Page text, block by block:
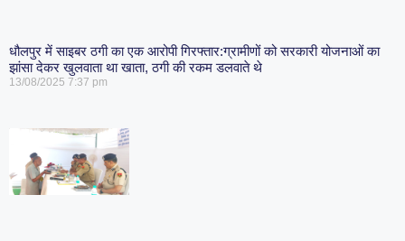
धौलपुर में साइबर ठगी का एक आरोपी गिरफ्तार:ग्रामीणों को सरकारी योजनाओं का
झांसा देकर खुलवाता था खाता, ठगी की रकम डलवाते थे
13/08/2025 7:37 pm